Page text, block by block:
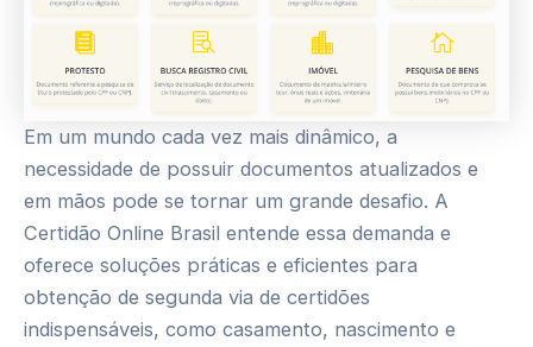
Em um mundo cada vez mais dinâmico, a
necessidade de possuir documentos atualizados e
em mãos pode se tornar um grande desafio. A
Certidão Online Brasil entende essa demanda e
oferece soluções práticas e eficientes para
obtenção de segunda via de certidões
indispensáveis, como casamento, nascimento e